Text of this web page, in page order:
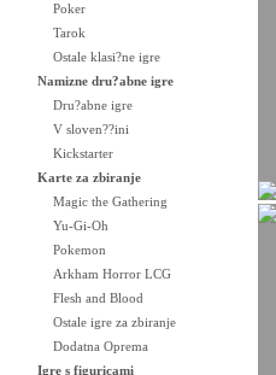
Poker
Tarok
Ostale klasi?ne igre
Namizne dru?abne igre
Dru?abne igre
V sloven??ini
Kickstarter
Karte za zbiranje
Magic the Gathering
Yu-Gi-Oh
Pokemon
Arkham Horror LCG
Flesh and Blood
Ostale igre za zbiranje
Dodatna Oprema
Igre s figuricami